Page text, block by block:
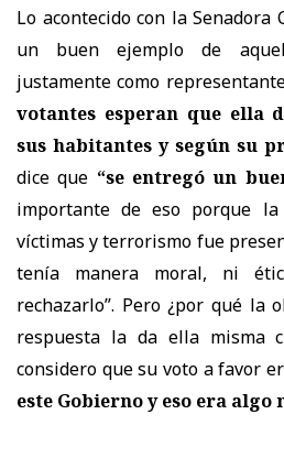
Lo acontecido con la Senadora
un buen ejemplo de
justamente como
votantes esperan que ella
sus habitantes y según su
dice que “se entregó un
importante de eso porque
víctimas y terrorismo fue
tenía manera moral, ni
rechazarlo”. Pero ¿por qué la
respuesta la da ella misma
considero que su voto a favor
este Gobierno y eso era algo